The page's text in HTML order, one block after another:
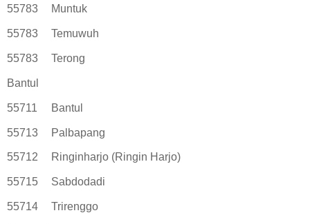
55783 Muntuk
55783 Temuwuh
55783 Terong
Bantul
55711 Bantul
55713 Palbapang
55712 Ringinharjo (Ringin Harjo)
55715 Sabdodadi
55714 Trirenggo